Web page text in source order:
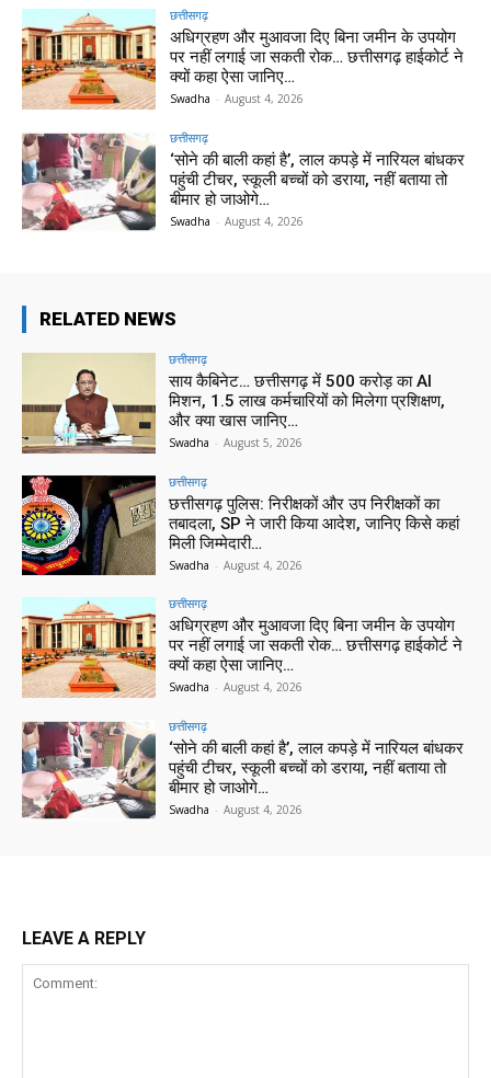
छत्तीसगढ़
अधिग्रहण और मुआवजा दिए बिना जमीन के उपयोग
पर नहीं लगाई जा सकती रोक… छत्तीसगढ़ हाईकोर्ट ने
क्यों कहा ऐसा जानिए…
Swadha - August 4, 2026
छत्तीसगढ़
‘सोने की बाली कहां है’, लाल कपड़े में नारियल बांधकर
पहुंची टीचर, स्कूली बच्चों को डराया, नहीं बताया तो
बीमार हो जाओगे…
Swadha - August 4, 2026
RELATED NEWS
छत्तीसगढ़
साय कैबिनेट… छत्तीसगढ़ में 500 करोड़ का AI
मिशन, 1.5 लाख कर्मचारियों को मिलेगा प्रशिक्षण,
और क्या खास जानिए…
Swadha - August 5, 2026
छत्तीसगढ़
छत्तीसगढ़ पुलिस: निरीक्षकों और उप निरीक्षकों का
तबादला, SP ने जारी किया आदेश, जानिए किसे कहां
मिली जिम्मेदारी…
Swadha - August 4, 2026
छत्तीसगढ़
अधिग्रहण और मुआवजा दिए बिना जमीन के उपयोग
पर नहीं लगाई जा सकती रोक… छत्तीसगढ़ हाईकोर्ट ने
क्यों कहा ऐसा जानिए…
Swadha - August 4, 2026
छत्तीसगढ़
‘सोने की बाली कहां है’, लाल कपड़े में नारियल बांधकर
पहुंची टीचर, स्कूली बच्चों को डराया, नहीं बताया तो
बीमार हो जाओगे…
Swadha - August 4, 2026
LEAVE A REPLY